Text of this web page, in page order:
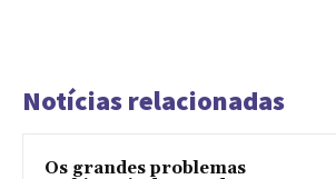
Notícias relacionadas
Os grandes problemas